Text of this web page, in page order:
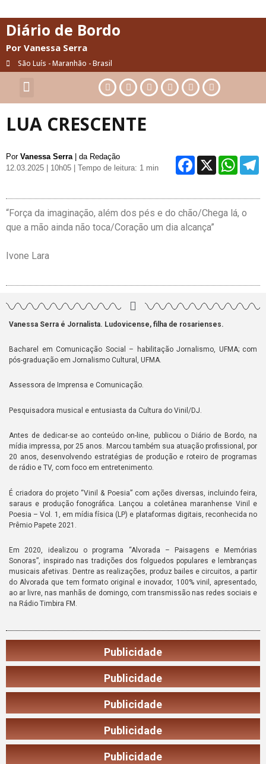
Diário de Bordo
Por Vanessa Serra
São Luís - Maranhão - Brasil
LUA CRESCENTE
Por Vanessa Serra | da Redação
12.03.2025 | 10h05
| Tempo de leitura: 1 min X
“Força da imaginação, além dos pés e do chão/Chega lá, o
que a mão ainda não toca/Coração um dia alcança”
Ivone Lara
Vanessa Serra é Jornalista. Ludovicense, filha de rosarienses.
Bacharel em Comunicação Social – habilitação Jornalismo, UFMA; com
pós-graduação em Jornalismo Cultural, UFMA.
Assessora de Imprensa e Comunicação.
Pesquisadora musical e entusiasta da Cultura do Vinil/DJ.
Antes de dedicar-se ao conteúdo on-line, publicou o Diário de Bordo, na
mídia impressa, por 25 anos. Marcou também sua atuação profissional, por
20 anos, desenvolvendo estratégias de produção e roteiro de programas
de rádio e TV, com foco em entretenimento.
É criadora do projeto “Vinil & Poesia” com ações diversas, incluindo feira,
saraus e produção fonográfica. Lançou a coletânea maranhense Vinil e
Poesia – Vol. 1, em mídia física (LP) e plataformas digitais, reconhecida no
Prêmio Papete 2021.
Em 2020, idealizou o programa “Alvorada – Paisagens e Memórias
Sonoras”, inspirado nas tradições dos folguedos populares e lembranças
musicais afetivas. Dentre as realizações, produz bailes e circuitos, a partir
do Alvorada que tem formato original e inovador, 100% vinil, apresentado,
ao ar livre, nas manhãs de domingo, com transmissão nas redes sociais e
na Rádio Timbira FM.
Publicidade
Publicidade
Publicidade
Publicidade
Publicidade